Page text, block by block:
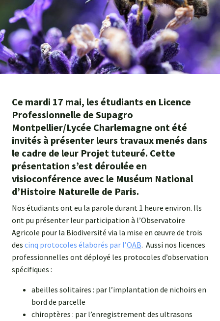
Ce mardi 17 mai, les étudiants en Licence
Professionnelle de Supagro
Montpellier/Lycée Charlemagne ont été
invités à présenter leurs travaux menés dans
le cadre de leur Projet tuteuré. Cette
présentation s’est déroulée en
visioconférence avec le Muséum National
d’Histoire Naturelle de Paris.
Nos étudiants ont eu la parole durant 1 heure environ. Ils
ont pu présenter leur participation à l’Observatoire
Agricole pour la Biodiversité via la mise en œuvre de trois
des cinq protocoles élaborés par l’OAB. Aussi nos licences
professionnelles ont déployé les protocoles d’observation
spécifiques :
abeilles solitaires : par l’implantation de nichoirs en
bord de parcelle
chiroptères : par l’enregistrement des ultrasons